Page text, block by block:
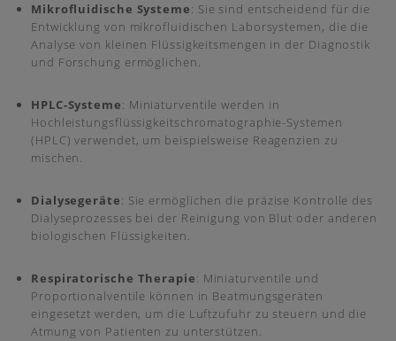
Mikrofluidische Systeme: Sie sind entscheidend für die
Entwicklung von mikrofluidischen Laborsystemen, die die
Analyse von kleinen Flüssigkeitsmengen in der Diagnostik
und Forschung ermöglichen.
HPLC-Systeme: Miniaturventile werden in
Hochleistungsflüssigkeitschromatographie-Systemen
(HPLC) verwendet, um beispielsweise Reagenzien zu
mischen.
Dialysegeräte: Sie ermöglichen die präzise Kontrolle des
Dialyseprozesses bei der Reinigung von Blut oder anderen
biologischen Flüssigkeiten.
Respiratorische Therapie: Miniaturventile und
Proportionalventile können in Beatmungsgeräten
eingesetzt werden, um die Luftzufuhr zu steuern und die
Atmung von Patienten zu unterstützen.